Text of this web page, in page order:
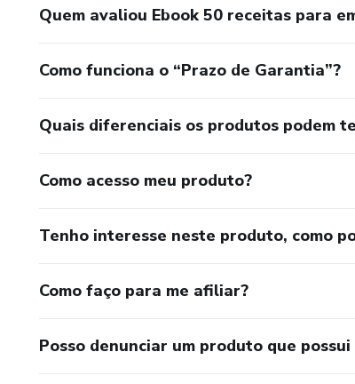
Quem avaliou Ebook 50 receitas para
Como funciona o “Prazo de Garantia”?
Quais diferenciais os produtos podem
Como acesso meu produto?
Tenho interesse neste produto, como
Como faço para me afiliar?
Posso denunciar um produto que